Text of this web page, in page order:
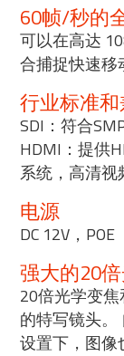
60帧/秒的
可以在高达
合捕捉快速移
行业标准
SDI：符合
HDMI：提供
系统，高清视
电源
DC 12V，POE
强大的20
20倍光学变
的特写镜头
设置下，图像